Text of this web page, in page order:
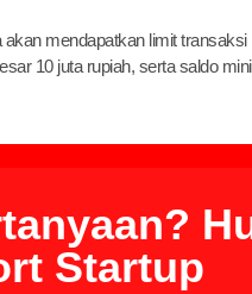
mendapatkan limit transaksi
10 juta rupiah, serta saldo
Startup